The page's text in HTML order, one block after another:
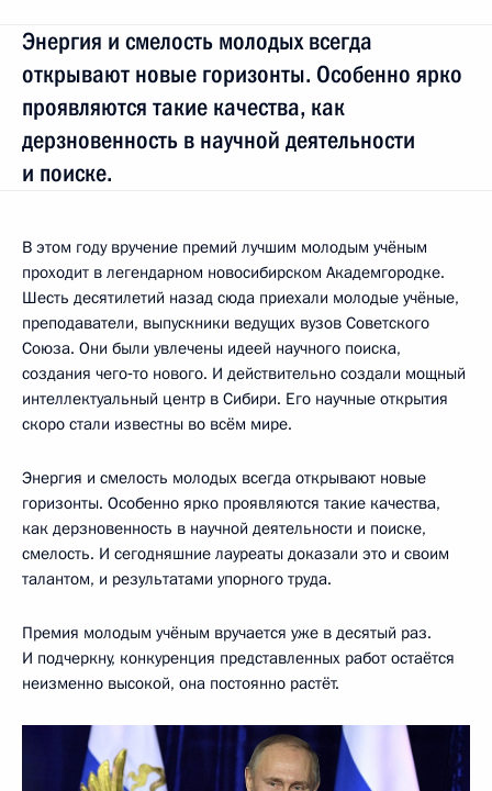
Энергия и смелость молодых всегда
открывают новые горизонты. Особенно ярко
проявляются такие качества, как
дерзновенность в научной деятельности
и поиске.
В этом году вручение премий лучшим молодым учёным
проходит в легендарном новосибирском Академгородке.
Шесть десятилетий назад сюда приехали молодые учёные,
преподаватели, выпускники ведущих вузов Советского
Союза. Они были увлечены идеей научного поиска,
создания чего‑то нового. И действительно создали мощный
интеллектуальный центр в Сибири. Его научные открытия
скоро стали известны во всём мире.
Энергия и смелость молодых всегда открывают новые
горизонты. Особенно ярко проявляются такие качества,
как дерзновенность в научной деятельности и поиске,
смелость. И сегодняшние лауреаты доказали это и своим
талантом, и результатами упорного труда.
Премия молодым учёным вручается уже в десятый раз.
И подчеркну, конкуренция представленных работ остаётся
неизменно высокой, она постоянно растёт.